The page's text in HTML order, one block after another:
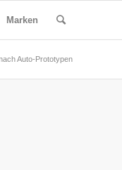
Marken
Auto-Prototypen